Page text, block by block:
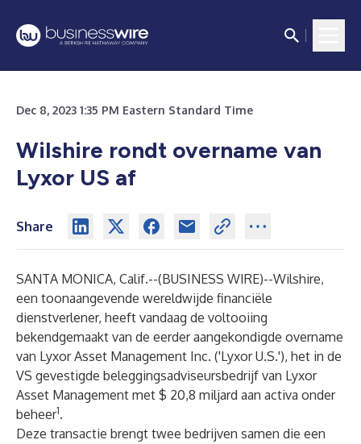
Dec 8, 2023 1:35 PM Eastern Standard Time
Wilshire rondt overname van
Lyxor US af
Share
SANTA MONICA, Calif.--(BUSINESS WIRE)--Wilshire,
een toonaangevende wereldwijde financiële
dienstverlener, heeft vandaag de voltooiing
bekendgemaakt van de eerder aangekondigde overname
van Lyxor Asset Management Inc. ('Lyxor U.S.'), het in de
VS gevestigde beleggingsadviseursbedrijf van Lyxor
Asset Management met $ 20,8 miljard aan activa onder
beheer1.
Deze transactie brengt twee bedrijven samen die een